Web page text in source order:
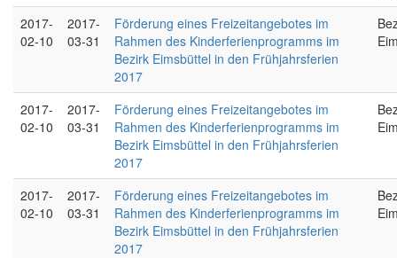
2017-
02-10
2017-
03-31
Förderung eines Freizeitangebotes im
Rahmen des Kinderferienprogramms im
Bezirk Eimsbüttel in den Frühjahrsferien
2017
2017-
02-10
2017-
03-31
Förderung eines Freizeitangebotes im
Rahmen des Kinderferienprogramms im
Bezirk Eimsbüttel in den Frühjahrsferien
2017
2017-
02-10
2017-
03-31
Förderung eines Freizeitangebotes im
Rahmen des Kinderferienprogramms im
Bezirk Eimsbüttel in den Frühjahrsferien
2017